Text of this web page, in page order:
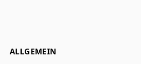
ALLGEMEIN